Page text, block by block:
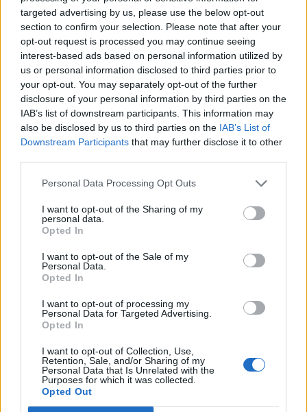
targeted advertising by us, please use the below opt-out
section to confirm your selection. Please note that after your
opt-out request is processed you may continue seeing
interest-based ads based on personal information utilized by
us or personal information disclosed to third parties prior to
your opt-out. You may separately opt-out of the further
disclosure of your personal information by third parties on the
IAB’s list of downstream participants. This information may
also be disclosed by us to third parties on the IAB’s List of
Downstream Participants that may further disclose it to other
Personal Data Processing Opt Outs
I want to opt-out of the Sharing of my
personal data.
Opted In
I want to opt-out of the Sale of my
Personal Data.
Opted In
I want to opt-out of processing my
Personal Data for Targeted Advertising.
Opted In
I want to opt-out of Collection, Use,
Retention, Sale, and/or Sharing of my
Personal Data that Is Unrelated with the
Purposes for which it was collected.
Opted Out